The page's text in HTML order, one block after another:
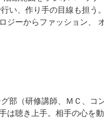
い、作り手の目線も担
ジーからファッション、
部（研修講師、ＭＣ、
は聴き上手。相手の心を